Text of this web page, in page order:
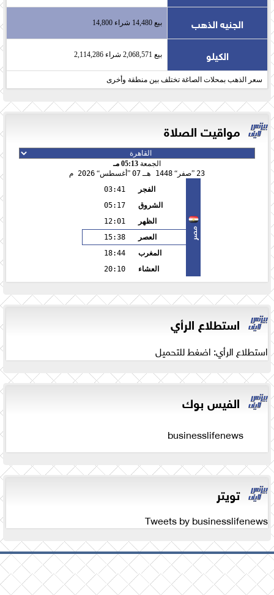
الجنيه الذهب بيع 14,480 شراء 14,800
الكيلو بيع 2,068,571 شراء 2,114,286
سعر الذهب بمحلات الصاغة تختلف بين منطقة وأخرى
مواقيت الصلاة
الجمعة 05:13 مـ
23
صفر 1448 هـ 07 أغسطس 2026 م
مصر
الفجر
03:41
الشروق
05:17
الظهر
12:01
العصر
15:38
المغرب
18:44
العشاء
20:10
استطلاع الرأي
استطلاع الرأي: اضغط للتحميل
الفيس بوك
businesslifenews
تويتر
Tweets by businesslifenews